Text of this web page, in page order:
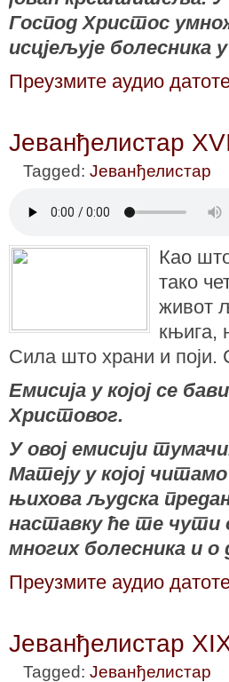
Господ Христос
исцјељује болесника
Преузмите аудио
Јеванђелистар
Tagged: Јеванђелистар
Као
тако
живот
књига,
Сила што храни и поји.
Емисија у којој се
Христовог.
У овој емисији
Матеју у којој
њихова људска
наставку ће те чути
многих болесника и
Преузмите аудио
Јеванђелистар
Tagged: Јеванђелистар